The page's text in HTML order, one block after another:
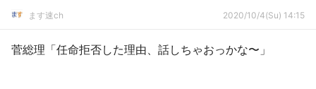
ます速ch 2020/10/4(Su) 14:15
菅総理「任命拒否した理由、話しちゃおっかな〜」